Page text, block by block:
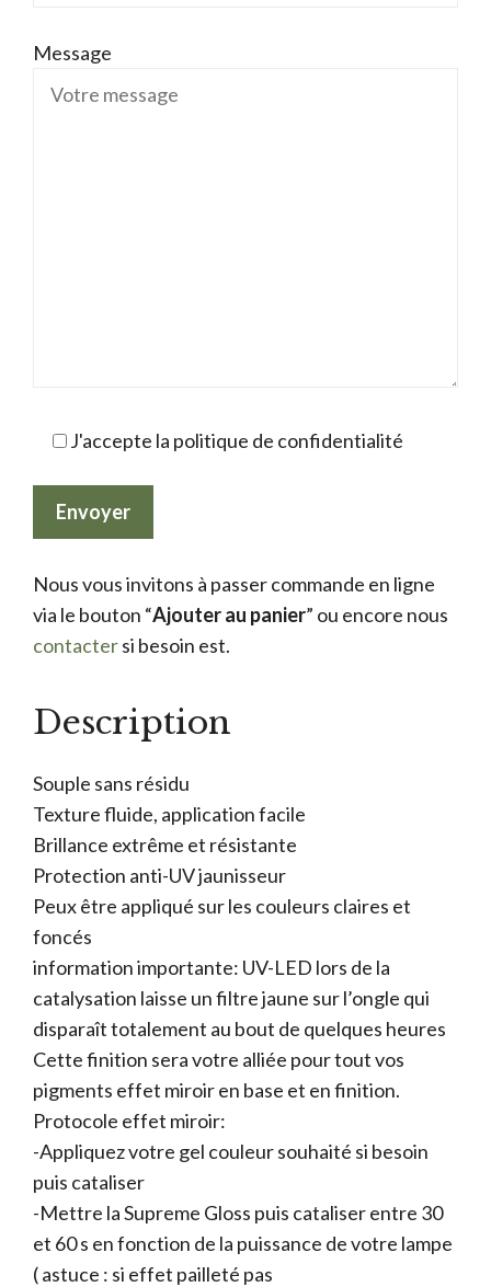
Message
J'accepte la politique de confidentialité
Nous vous invitons à passer commande en ligne
via le bouton “Ajouter au panier” ou encore nous
contactersi besoin est.
Description
Souple sans résidu
Texture fluide, application facile
Brillance extrême et résistante
Protection anti-UV jaunisseur
Peux être appliqué sur les couleurs claires et
foncés
information importante: UV-LED lors de la
catalysation laisse un filtre jaune sur l’ongle qui
disparaît totalement au bout de quelques heures
Cette finition sera votre alliée pour tout vos
pigments effet miroir en base et en finition.
Protocole effet miroir:
-Appliquez votre gel couleur souhaité si besoin
puis cataliser
-Mettre la Supreme Gloss puis cataliser entre 30
et 60 s en fonction de la puissance de votre lampe
( astuce : si effet pailleté pas